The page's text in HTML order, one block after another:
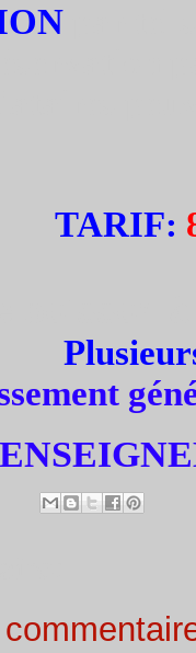
TARIF: